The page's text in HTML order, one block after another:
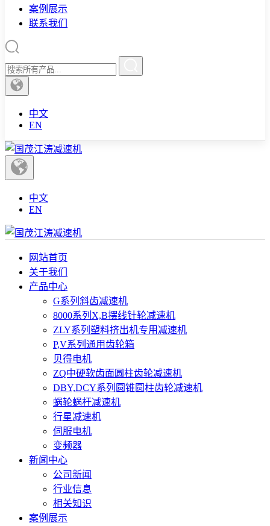
案例展示
联系我们
中文
EN
中文
EN
网站首页
关于我们
产品中心
G系列斜齿减速机
8000系列X,B摆线针轮减速机
ZLY系列塑料挤出机专用减速机
P,V系列通用齿轮箱
贝得电机
ZQ中硬软齿面圆柱齿轮减速机
DBY,DCY系列圆锥圆柱齿轮减速机
蜗轮蜗杆减速机
行星减速机
伺服电机
变频器
新闻中心
公司新闻
行业信息
相关知识
案例展示